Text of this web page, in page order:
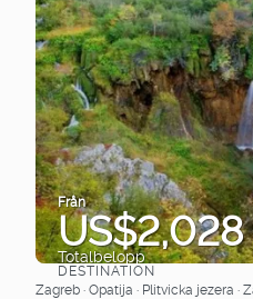
Från
US$2,028
Totalbelopp
DESTINATION
Zagreb · Opatija · Plitvicka jezera ·